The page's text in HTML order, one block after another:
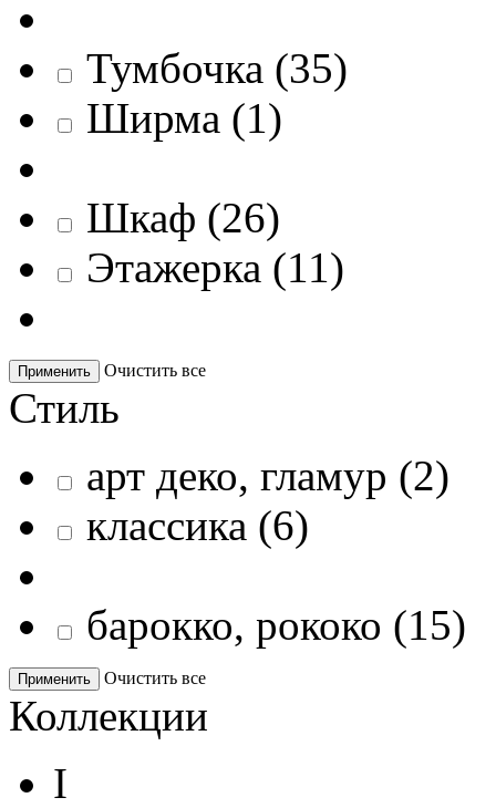
Тумбочка (35)
Ширма (1)
Шкаф (26)
Этажерка (11)
Применить Очистить все
Стиль
арт деко, гламур (2)
классика (6)
барокко, рококо (15)
Применить Очистить все
Коллекции
I